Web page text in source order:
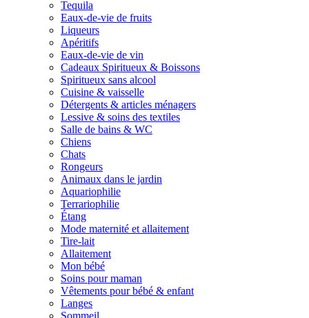
Tequila
Eaux-de-vie de fruits
Liqueurs
Apéritifs
Eaux-de-vie de vin
Cadeaux Spiritueux & Boissons
Spiritueux sans alcool
Cuisine & vaisselle
Détergents & articles ménagers
Lessive & soins des textiles
Salle de bains & WC
Chiens
Chats
Rongeurs
Animaux dans le jardin
Aquariophilie
Terrariophilie
Étang
Mode maternité et allaitement
Tire-lait
Allaitement
Mon bébé
Soins pour maman
Vêtements pour bébé & enfant
Langes
Sommeil